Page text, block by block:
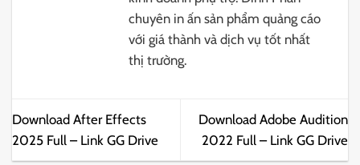
chuyên in ấn sản phẩm quảng cáo
với giá thành và dịch vụ tốt nhất
thị trường.
Download After Effects
2025 Full – Link GG Drive
Download Adobe Audition
2022 Full – Link GG Drive